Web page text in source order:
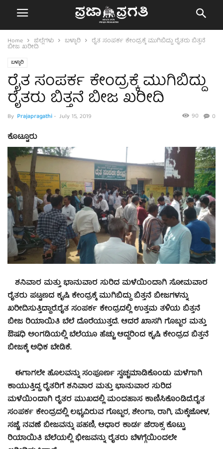
Home ಜಿಲ್ಲೆಗಳು ಬಳ್ಳಾರಿ ರೈತ ಸಂಪರ್ಕ ಕೇಂದ್ರಕ್ಕೆ ಮುಗಿಬಿದ್ದು ರೈತರು ಬಿತ್ತನೆ
ಬೀಜ ಖರೀದಿ
ಬಳ್ಳಾರಿ
ರೈತ ಸಂಪರ್ಕ ಕೇಂದ್ರಕ್ಕೆ ಮುಗಿಬಿದ್ದು
ರೈತರು ಬಿತ್ತನೆ ಬೀಜ ಖರೀದಿ
By Prajapragathi- July 15, 2019 0
90
ಕೊಟ್ಟೂರು
ಶನಿವಾರ ಮತ್ತು ಭಾನುವಾರ ಸುರಿದ ಮಳೆಯಿಂದಾಗಿ ಸೋಮವಾರ
ರೈತರು ಪಟ್ಟಣದ ಕೃಷಿ ಕೇಂದ್ರಕ್ಕೆ ಮುಗಿಬಿದ್ದು ಬಿತ್ತನೆ ಬೀಜಗಳನ್ನು
ಖರೀದಿಸುತ್ತಿದ್ದಾರೆ.ರೈತ ಸಂಪರ್ಕ ಕೇಂದ್ರದಲ್ಲಿ ಉತ್ತಮ ತಳಿಯ ಬಿತ್ತನೆ
ಬೀಜ ರಿಯಾಯಿತಿ ಬೆಲೆ ದೊರೆಯುತ್ತದೆ. ಆದರೆ ಖಾಸಗಿ ಗೊಬ್ಬರ ಮತ್ತು
ಔಷಧಿ ಅಂಗಡಿಯಲ್ಲಿ ಬೆಲೆಯೂ ಹೆಚ್ಚು ಆದ್ದರಿಂದ ಕೃಷಿ ಕೇಂದ್ರದ ಬಿತ್ತನೆ
ಬೀಜಕ್ಕೆ ಅಧಿಕ ಬೇಡಿಕೆ.
ಈಗಾಗಲೇ ಹೊಲವನ್ನು ಸಂಪೂರ್ಣ ಸ್ವಚ್ಚಮಾಡಿಕೊಂಡು ಮಳೆಗಾಗಿ
ಕಾಯುತ್ತಿದ್ದ ರೈತರಿಗೆ ಶನಿವಾರ ಮತ್ತು ಭಾನುವಾರ ಸುರಿದ
ಮಳೆಯಿಂದಾಗಿ ರೈತರ ಮುಖದಲ್ಲಿ ಮಂದಹಾಸ ಕಾಣಿಸಿಕೊಂಡಿದೆ.ರೈತ
ಸಂಪರ್ಕ ಕೇಂದ್ರದಲ್ಲಿ ಲಭ್ಯವಿರುವ ಗೊಬ್ಬರ, ಶೇಂಗಾ, ರಾಗಿ, ಮೆಕ್ಕೆಜೋಳ,
ಸಜ್ಜೆ, ನವಣೆ ಬೀಜವನ್ನು ಪಹಣಿ, ಆಧಾರ ಕಾರ್ಡ ಜೆರಾಕ್ಸ ಕೊಟ್ಟು
ರಿಯಾಯಿತಿ ಬೆಲೆಯಲ್ಲಿ ಭೀಜವನ್ನು ರೈತರು ಬೆಳಗ್ಗೆಯಿಂದಲೇ